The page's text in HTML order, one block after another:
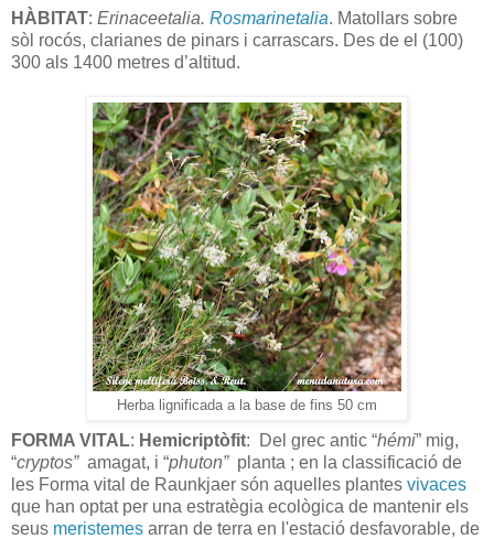
HÀBITAT: Erinaceetalia. Rosmarinetalia. Matollars sobre
sòl rocós, clarianes de pinars i carrascars. Des de el (100)
300 als 1400 metres d’altitud.
Herba lignificada a la base de fins 50 cm
FORMA VITAL: Hemicriptòfit: Del grec antic “hémi” mig,
“cryptos” amagat, i “phuton” planta ; en la classificació de
les Forma vital de Raunkjaer són aquelles plantes vivaces
que han optat per una estratègia ecològica de mantenir els
seus meristemes arran de terra en l'estació desfavorable, de